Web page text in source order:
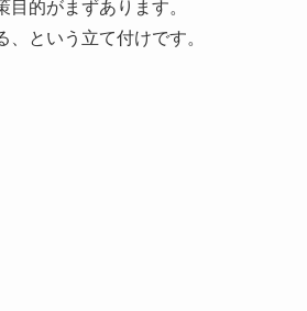
的がまずあります。
という立て付けです。